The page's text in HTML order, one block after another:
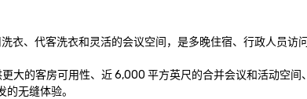
、代客洗衣和灵活的会议空间，是多晚住宿、行政人员访
的客房可用性、近 6,000 平方英尺的合并会议和活动空
无缝体验。